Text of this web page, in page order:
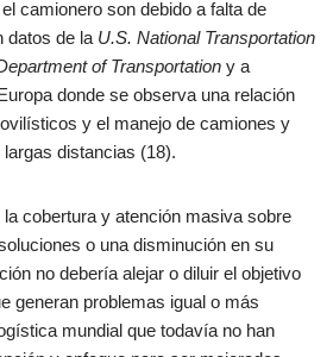
camionero son debido a falta de
datos de la U.S. National Transportation
of Transportation y a
donde se observa una relación
y el manejo de camiones y
distancias (18).
cobertura y atención masiva sobre
o una disminución en su
no debería alejar o diluir el objetivo
generan problemas igual o más
mundial que todavía no han